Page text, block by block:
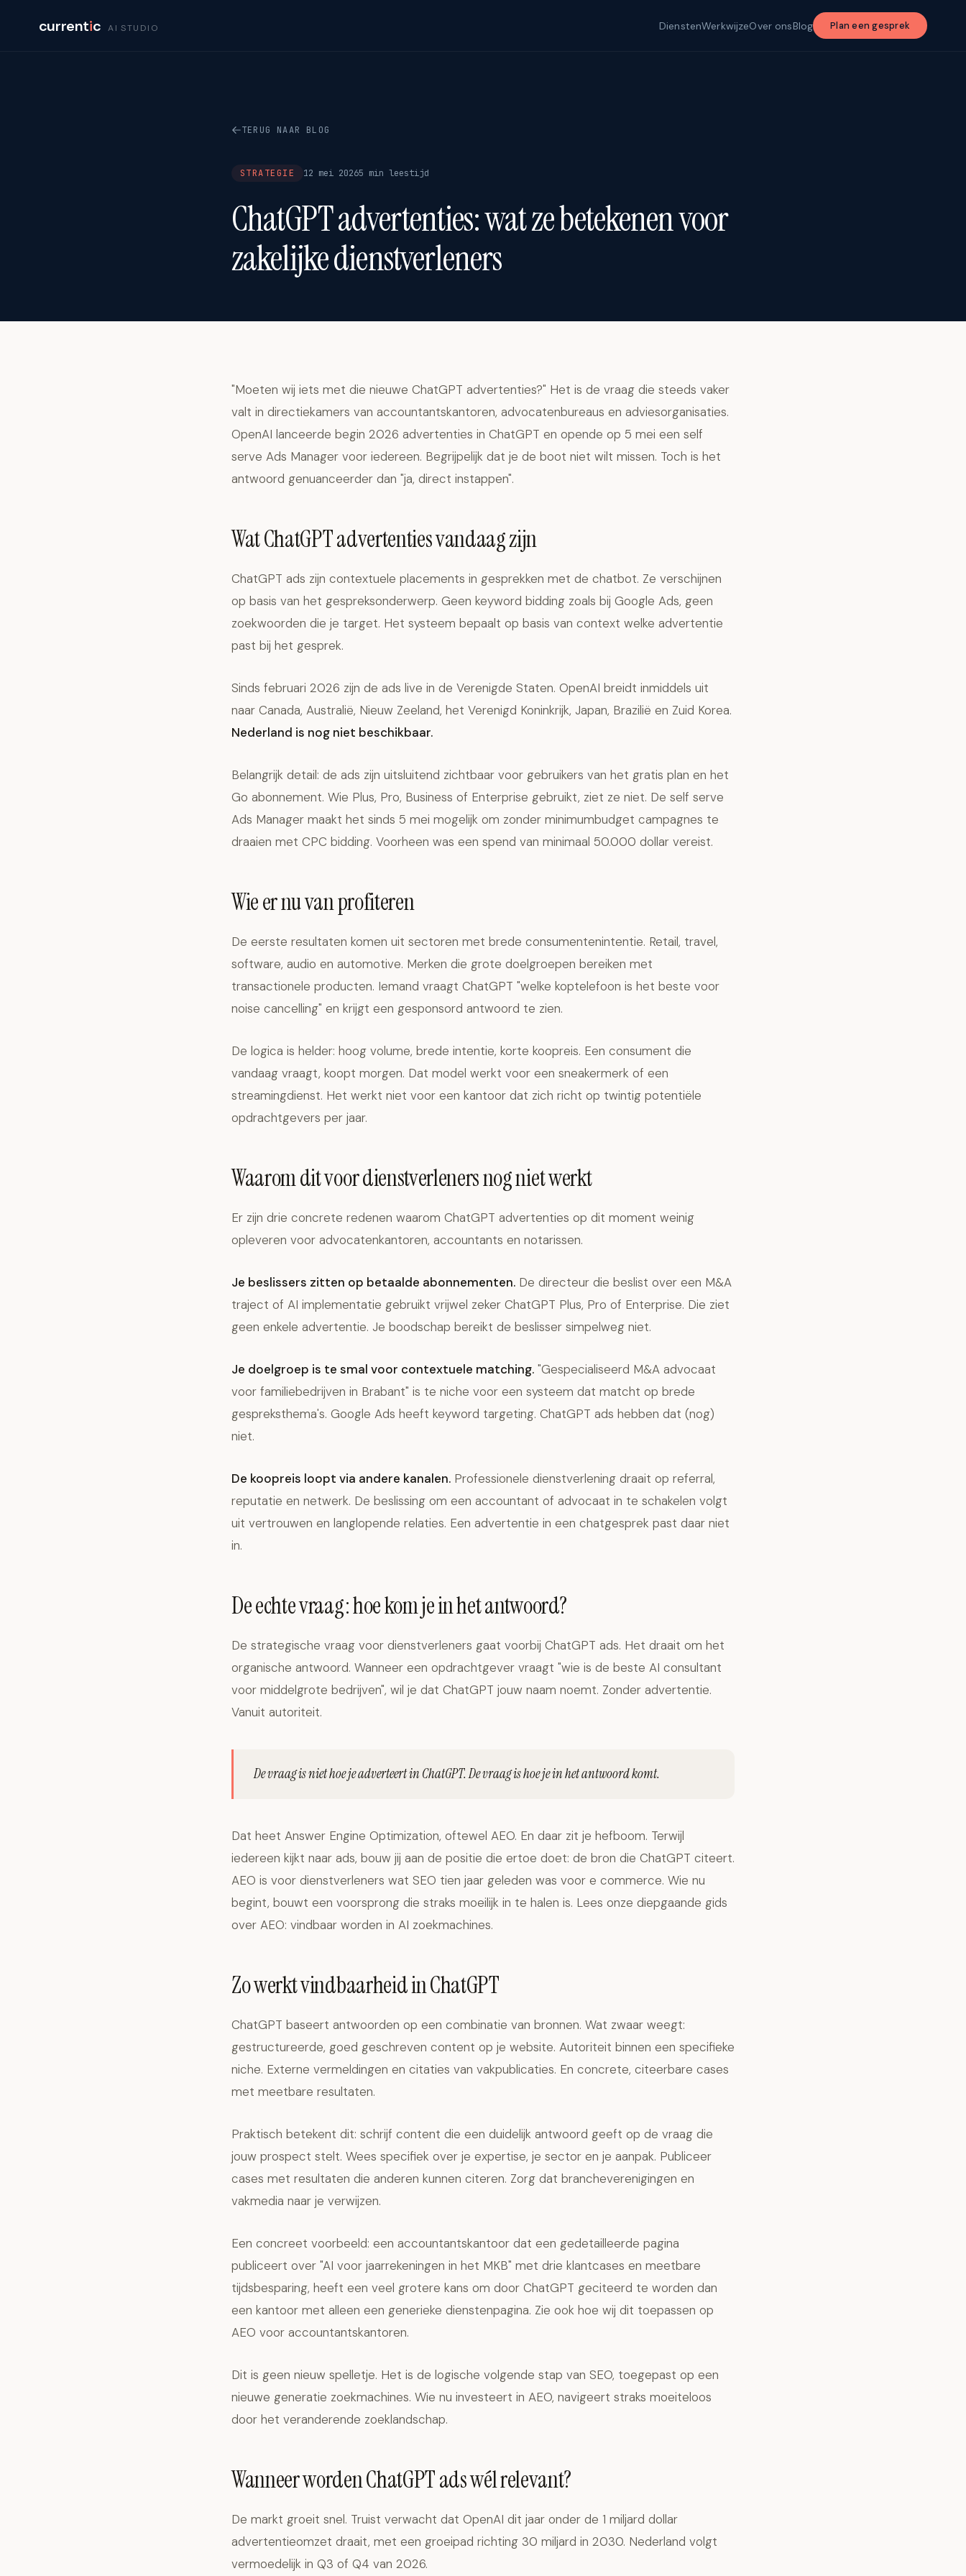
currentic AI STUDIO DienstenWerkwijzeOver onsBlog Plan een gesprek
TERUG NAAR BLOG
STRATEGIE 12 mei 20265 min leestijd
ChatGPT advertenties: wat ze betekenen voor
zakelijke dienstverleners
"Moeten wij iets met die nieuwe ChatGPT advertenties?" Het is de vraag die steeds vaker
valt in directiekamers van accountantskantoren, advocatenbureaus en adviesorganisaties.
OpenAI lanceerde begin 2026 advertenties in ChatGPT en opende op 5 mei een self
serve Ads Manager voor iedereen. Begrijpelijk dat je de boot niet wilt missen. Toch is het
antwoord genuanceerder dan "ja, direct instappen".
Wat ChatGPT advertenties vandaag zijn
ChatGPT ads zijn contextuele placements in gesprekken met de chatbot. Ze verschijnen
op basis van het gespreksonderwerp. Geen keyword bidding zoals bij Google Ads, geen
zoekwoorden die je target. Het systeem bepaalt op basis van context welke advertentie
past bij het gesprek.
Sinds februari 2026 zijn de ads live in de Verenigde Staten. OpenAI breidt inmiddels uit
naar Canada, Australië, Nieuw Zeeland, het Verenigd Koninkrijk, Japan, Brazilië en Zuid Korea.
Nederland is nog niet beschikbaar.
Belangrijk detail: de ads zijn uitsluitend zichtbaar voor gebruikers van het gratis plan en het
Go abonnement. Wie Plus, Pro, Business of Enterprise gebruikt, ziet ze niet. De self serve
Ads Manager maakt het sinds 5 mei mogelijk om zonder minimumbudget campagnes te
draaien met CPC bidding. Voorheen was een spend van minimaal 50.000 dollar vereist.
Wie er nu van profiteren
De eerste resultaten komen uit sectoren met brede consumentenintentie. Retail, travel,
software, audio en automotive. Merken die grote doelgroepen bereiken met
transactionele producten. Iemand vraagt ChatGPT "welke koptelefoon is het beste voor
noise cancelling" en krijgt een gesponsord antwoord te zien.
De logica is helder: hoog volume, brede intentie, korte koopreis. Een consument die
vandaag vraagt, koopt morgen. Dat model werkt voor een sneakermerk of een
streamingdienst. Het werkt niet voor een kantoor dat zich richt op twintig potentiële
opdrachtgevers per jaar.
Waarom dit voor dienstverleners nog niet werkt
Er zijn drie concrete redenen waarom ChatGPT advertenties op dit moment weinig
opleveren voor advocatenkantoren, accountants en notarissen.
Je beslissers zitten op betaalde abonnementen. De directeur die beslist over een M&A
traject of AI implementatie gebruikt vrijwel zeker ChatGPT Plus, Pro of Enterprise. Die ziet
geen enkele advertentie. Je boodschap bereikt de beslisser simpelweg niet.
Je doelgroep is te smal voor contextuele matching. "Gespecialiseerd M&A advocaat
voor familiebedrijven in Brabant" is te niche voor een systeem dat matcht op brede
gespreksthema's. Google Ads heeft keyword targeting. ChatGPT ads hebben dat (nog)
niet.
De koopreis loopt via andere kanalen. Professionele dienstverlening draait op referral,
reputatie en netwerk. De beslissing om een accountant of advocaat in te schakelen volgt
uit vertrouwen en langlopende relaties. Een advertentie in een chatgesprek past daar niet
in.
De echte vraag: hoe kom je in het antwoord?
De strategische vraag voor dienstverleners gaat voorbij ChatGPT ads. Het draait om het
organische antwoord. Wanneer een opdrachtgever vraagt "wie is de beste AI consultant
voor middelgrote bedrijven", wil je dat ChatGPT jouw naam noemt. Zonder advertentie.
Vanuit autoriteit.
De vraag is niet hoe je adverteert in ChatGPT. De vraag is hoe je in het antwoord komt.
Dat heet Answer Engine Optimization, oftewel AEO. En daar zit je hefboom. Terwijl
iedereen kijkt naar ads, bouw jij aan de positie die ertoe doet: de bron die ChatGPT citeert.
AEO is voor dienstverleners wat SEO tien jaar geleden was voor e commerce. Wie nu
begint, bouwt een voorsprong die straks moeilijk in te halen is. Lees onze diepgaande gids
over AEO: vindbaar worden in AI zoekmachines.
Zo werkt vindbaarheid in ChatGPT
ChatGPT baseert antwoorden op een combinatie van bronnen. Wat zwaar weegt:
gestructureerde, goed geschreven content op je website. Autoriteit binnen een specifieke
niche. Externe vermeldingen en citaties van vakpublicaties. En concrete, citeerbare cases
met meetbare resultaten.
Praktisch betekent dit: schrijf content die een duidelijk antwoord geeft op de vraag die
jouw prospect stelt. Wees specifiek over je expertise, je sector en je aanpak. Publiceer
cases met resultaten die anderen kunnen citeren. Zorg dat brancheverenigingen en
vakmedia naar je verwijzen.
Een concreet voorbeeld: een accountantskantoor dat een gedetailleerde pagina
publiceert over "AI voor jaarrekeningen in het MKB" met drie klantcases en meetbare
tijdsbesparing, heeft een veel grotere kans om door ChatGPT geciteerd te worden dan
een kantoor met alleen een generieke dienstenpagina. Zie ook hoe wij dit toepassen op
AEO voor accountantskantoren.
Dit is geen nieuw spelletje. Het is de logische volgende stap van SEO, toegepast op een
nieuwe generatie zoekmachines. Wie nu investeert in AEO, navigeert straks moeiteloos
door het veranderende zoeklandschap.
Wanneer worden ChatGPT ads wél relevant?
De markt groeit snel. Truist verwacht dat OpenAI dit jaar onder de 1 miljard dollar
advertentieomzet draait, met een groeipad richting 30 miljard in 2030. Nederland volgt
vermoedelijk in Q3 of Q4 van 2026.